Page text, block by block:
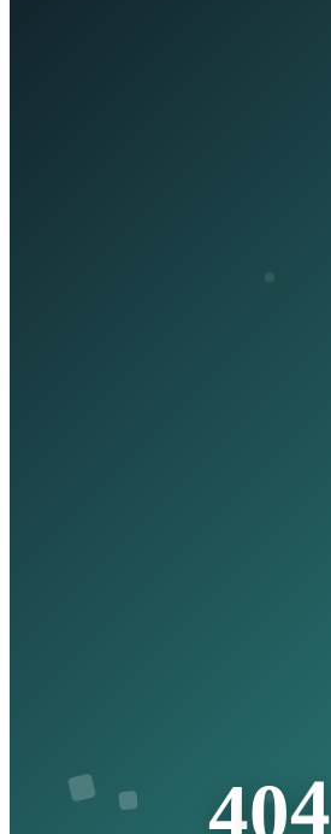
404